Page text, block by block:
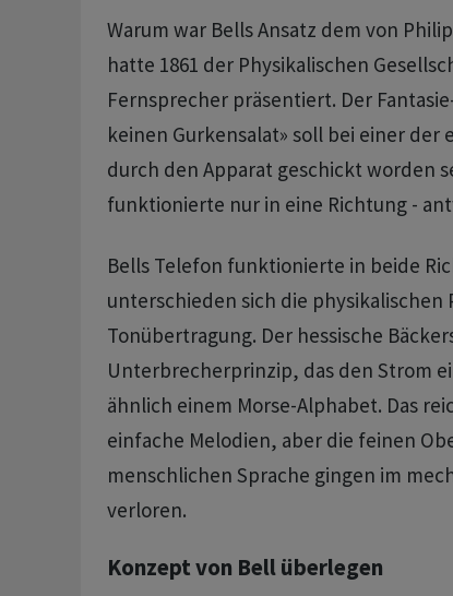
Warum war Bells Ansatz dem von
hatte 1861 der Physikalischen
Fernsprecher präsentiert. Der
keinen Gurkensalat» soll bei einer der
durch den Apparat geschickt worden
funktionierte nur in eine Richtung -
Bells Telefon funktionierte in beide
unterschieden sich die physikalischen
Tonübertragung. Der hessische
Unterbrecherprinzip, das den Strom
ähnlich einem Morse-Alphabet. Das
einfache Melodien, aber die feinen
menschlichen Sprache gingen im
verloren.
Konzept von Bell überlegen